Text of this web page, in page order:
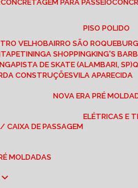
CONCRETAGEM PARA PASSEIO
PISO POLIDO
VELHO BAIRRO SÃO ROQUE
ITAPETININGA SHOPPING KING'S
PISTA DE SKATE (ALAMBARI, SP)
CONSTRUÇÕES VILA APARECIDA
NOVA ERA PRÉ
/ CAIXA DE PASSAGEM
ELÉTRICAS E
MOLDADAS